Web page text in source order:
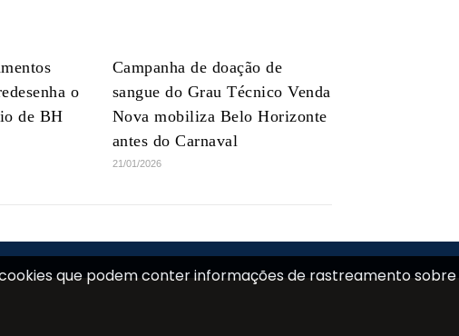
o
de BH
Campanha de doação de
sangue do Grau Técnico Venda
Nova mobiliza Belo Horizonte
antes do Carnaval
21/01/2026
que podem conter informações de rastreamento sobre